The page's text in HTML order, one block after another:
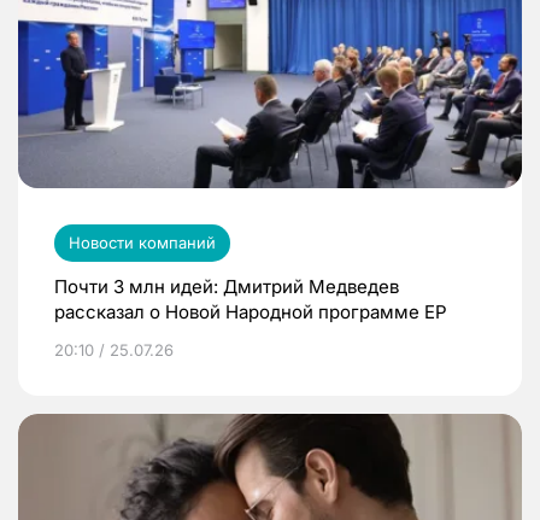
Новости компаний
Почти 3 млн идей: Дмитрий Медведев
рассказал о Новой Народной программе ЕР
20:10 / 25.07.26